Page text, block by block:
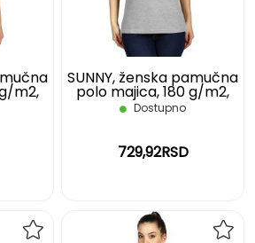
m2,
SUNNY, ženska pamučna
polo majica, 180 g/m2,
pepeljasta, S
Dostupno
729,92RSD